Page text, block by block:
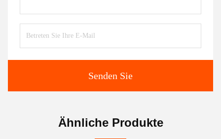
Senden Sie
Ähnliche Produkte